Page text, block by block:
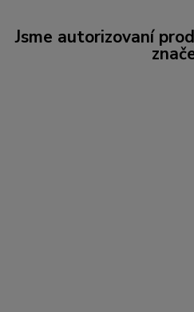
Jsme autorizovaní